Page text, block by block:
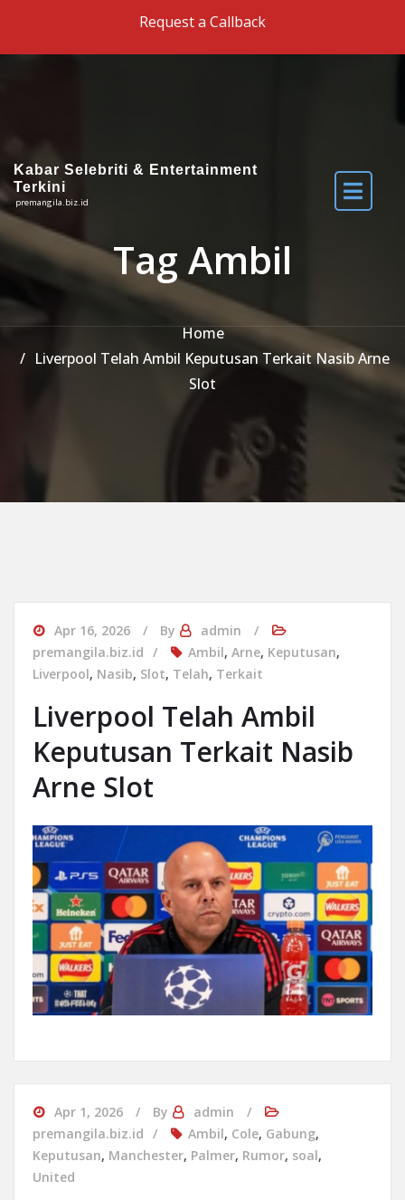
Request a Callback
Kabar Selebriti & Entertainment
Terkini
premangila.biz.id
Tag Ambil
Home
Liverpool Telah Ambil Keputusan Terkait Nasib Arne
Slot
Apr 16, 2026 By
admin
premangila.biz.id
Ambil, Arne, Keputusan,
Liverpool, Nasib, Slot, Telah, Terkait
Liverpool Telah Ambil
Keputusan Terkait Nasib
Arne Slot
Apr 1, 2026 By
admin
premangila.biz.id
Ambil, Cole, Gabung,
Keputusan, Manchester, Palmer, Rumor, soal,
United